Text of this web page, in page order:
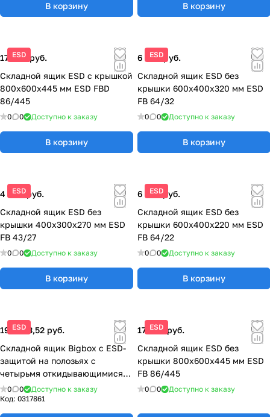
В корзину В корзину
ESD
17 600 руб.
Складной ящик ESD с крышкой
800x600x445 мм ESD FBD
86/445
0 0 Доступно к заказу
В корзину
ESD
6 920 руб.
Складной ящик ESD без
крышки 600x400x320 мм ESD
FB 64/32
0 0 Доступно к заказу
В корзину
ESD
4 940 руб.
Складной ящик ESD без
крышки 400x300x270 мм ESD
FB 43/27
0 0 Доступно к заказу
В корзину
ESD
6 194 руб.
Складной ящик ESD без
крышки 600x400x220 мм ESD
FB 64/22
0 0 Доступно к заказу
В корзину
ESD
196 433,52 руб.
Складной ящик Bigbox с ESD-
защитой на полозьях с
четырьмя откидывающимися
стенками 1200x800x1000 мм
ESD KLK 1208K
0 0
Доступно к заказу
Код: 0317861
ESD
17 600 руб.
Складной ящик ESD без
крышки 800x600x445 мм ESD
FB 86/445
0 0 Доступно к заказу